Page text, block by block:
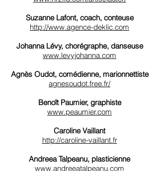
Suzanne Lafont, coach, conteuse
http://www.agence-deklic.com
Johanna Lévy, chorégraphe, danseuse
www.levyjohanna.com
Agnès Oudot, comédienne, marionnettiste
agnesoudot.free.fr/
Benoît Paumier, graphiste
www.peaumier.com
Caroline Vaillant
http://caroline-vaillant.fr
Andreea Talpeanu, plasticienne
www.andreeatalpeanu.com